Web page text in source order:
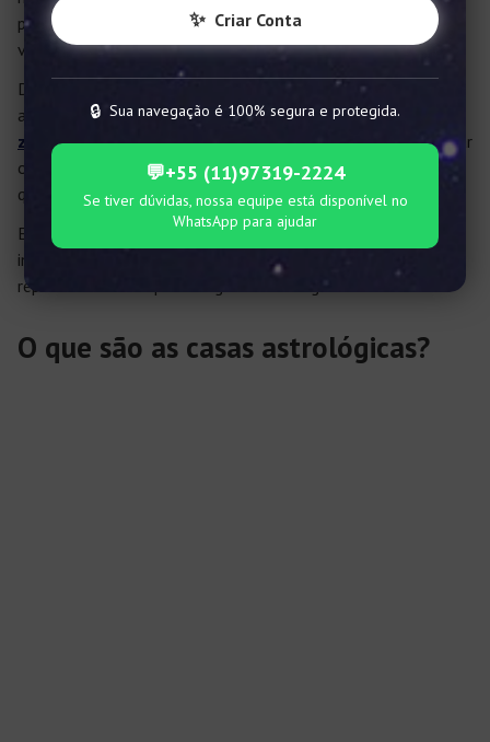
personalidade, como elas se manifestam e em que áreas da
vida.
Dessa forma, quando um astrólogo cria ou analisa um mapa
astral, ele entende as influências que cada astro ousigno do
zodíacoexercem nos mais variados campos e como trabalhar
o poder que eles têm para potencializar ou corrigir aspectos
que são cruciais no dia a dia.
Entenda tudo sobre as casas astrológicas a seguir: como
interpretar um mapa astral, o que cada planeta ou signo
representa e as o que as regiões em si significam!
O que são as casas astrológicas?
✨ Criar Conta
🔒 Sua navegação é 100% segura e protegida.
💬+55 (11)97319-2224
Se tiver dúvidas, nossa equipe está disponível no
WhatsApp para ajudar